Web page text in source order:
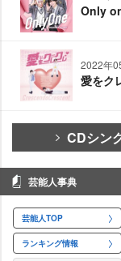
Only
2022年
愛をク
CDシン
芸能人事典
芸能人TOP
ランキング情報